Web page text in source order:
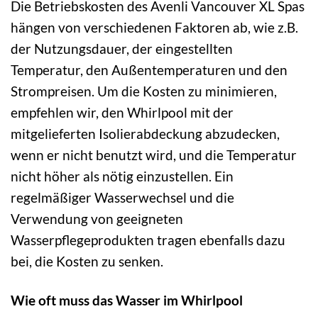
Die Betriebskosten des Avenli Vancouver XL Spas
hängen von verschiedenen Faktoren ab, wie z.B.
der Nutzungsdauer, der eingestellten
Temperatur, den Außentemperaturen und den
Strompreisen. Um die Kosten zu minimieren,
empfehlen wir, den Whirlpool mit der
mitgelieferten Isolierabdeckung abzudecken,
wenn er nicht benutzt wird, und die Temperatur
nicht höher als nötig einzustellen. Ein
regelmäßiger Wasserwechsel und die
Verwendung von geeigneten
Wasserpflegeprodukten tragen ebenfalls dazu
bei, die Kosten zu senken.
Wie oft muss das Wasser im Whirlpool